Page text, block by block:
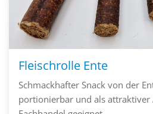
Fleischrolle Ente
Schmackhafter Snack von der
portionierbar und als attraktiver